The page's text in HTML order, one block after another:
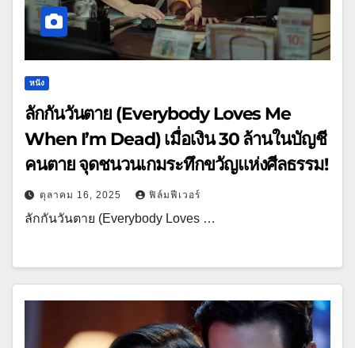
หนัง
ลักกันวันตาย (Everybody Loves Me
When I’m Dead) เมื่อเงิน 30 ล้านในบัญชี
คนตาย จุดชนวนเกมระทึกขวัญแห่งศีลธรรม!
ตุลาคม 16, 2025 ฟิล์มฟีเวอร์
ลักกันวันตาย (Everybody Loves …